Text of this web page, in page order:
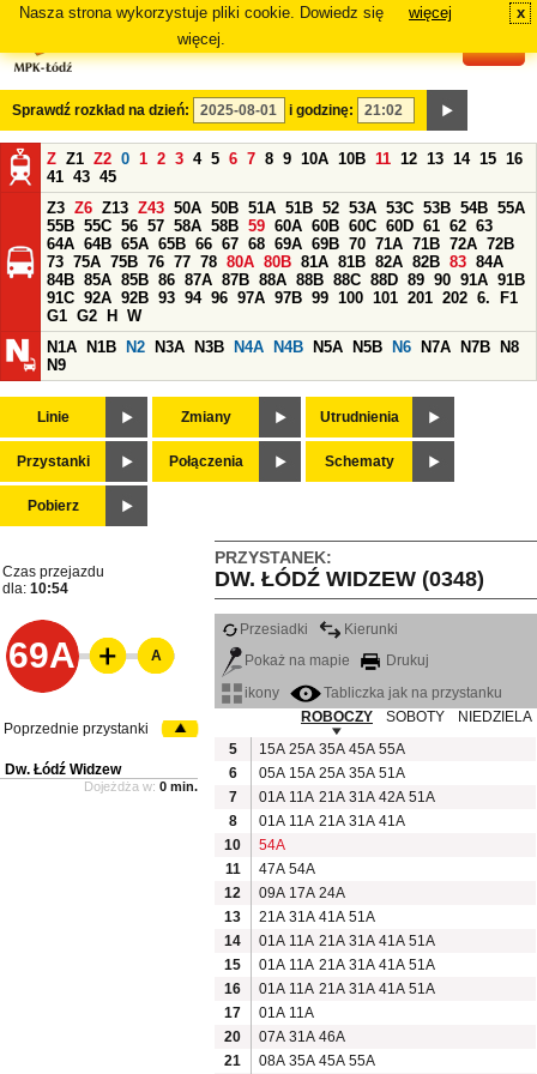
Nasza strona wykorzystuje pliki cookie. Dowiedz się
więcej.
więcej x
Sprawdź rozkład na dzień: i godzinę:
Z Z1 Z2 0 1 2 3 4 5 6 7 8 9 10A 10B 11 12 13 14 15 16
41 43 45
Z3 Z6 Z13 Z43 50A 50B 51A 51B 52 53A 53C 53B 54B 55A
55B 55C 56 57 58A 58B 59 60A 60B 60C 60D 61 62 63
64A 64B 65A 65B 66 67 68 69A 69B 70 71A 71B 72A 72B
73 75A 75B 76 77 78 80A 80B 81A 81B 82A 82B 83 84A
84B 85A 85B 86 87A 87B 88A 88B 88C 88D 89 90 91A 91B
91C 92A 92B 93 94 96 97A 97B 99 100 101 201 202 6.
F1
G1 G2 H
W
N1A
N1B N2 N3A N3B N4A N4B N5A N5B N6 N7A N7B
N8
N9
Linie Zmiany Utrudnienia
Przystanki Połączenia Schematy
Pobierz
PRZYSTANEK:
DW. ŁÓDŹ WIDZEW (0348)
Czas przejazdu
dla: 10:54
69A
Przesiadki
Kierunki
Pokaż na mapie
Drukuj
ikony
Tabliczka jak na przystanku
ROBOCZY
SOBOTY
NIEDZIELA
5
15A 25A 35A 45A 55A
6
05A 15A 25A 35A 51A
7
01A 11A 21A 31A 42A 51A
8
01A 11A 21A 31A 41A
10
54A
11
47A 54A
12
09A 17A 24A
13
21A 31A 41A 51A
14
01A 11A 21A 31A 41A 51A
15
01A 11A 21A 31A 41A 51A
16
01A 11A 21A 31A 41A 51A
17
01A 11A
20
07A 31A 46A
21
08A 35A 45A 55A
A
Poprzednie przystanki
Dw. Łódź Widzew
Dojeżdża w: 0 min.